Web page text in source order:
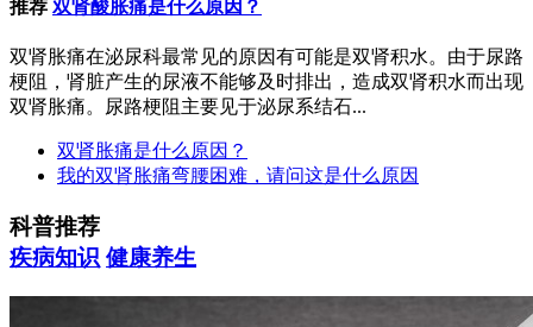
推荐 双肾酸胀痛是什么原因？
双肾胀痛在泌尿科最常见的原因有可能是双肾积水。由于尿路
梗阻，肾脏产生的尿液不能够及时排出，造成双肾积水而出现
双肾胀痛。尿路梗阻主要见于泌尿系结石...
双肾胀痛是什么原因？
我的双肾胀痛弯腰困难，请问这是什么原因
科普推荐
疾病知识 健康养生